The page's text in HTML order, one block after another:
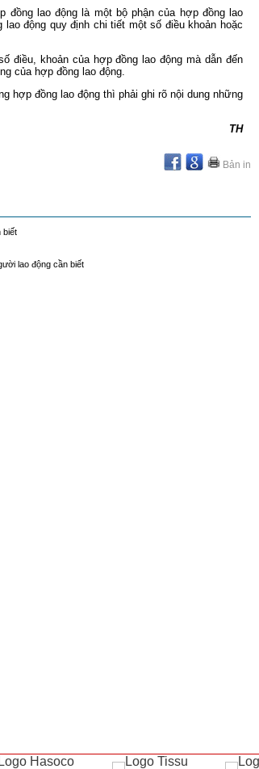
đồng lao động là một bộ phận của hợp đồng lao
lao động quy định chi tiết một số điều khoản hoặc
điều, khoản của hợp đồng lao động mà dẫn đến
của hợp đồng lao động.
hợp đồng lao động thì phải ghi rõ nội dung những
TH
Bản in
biết
lao động cần biết